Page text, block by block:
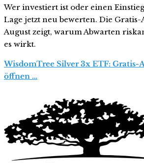
Wer investiert ist oder einen
Lage jetzt neu bewerten. Die
August zeigt, warum Abwarten
es wirkt.
WisdomTree Silver 3x ETF: Gratis-
öffnen …